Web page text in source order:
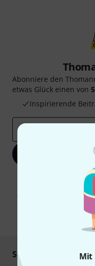
Mit
Abonniere den
etwas Glück einen von
Inspirierende
Mit Klick auf „Jetzt
Werbung und einer
Abmeldung ist jederzeit
Sicher einkaufen &